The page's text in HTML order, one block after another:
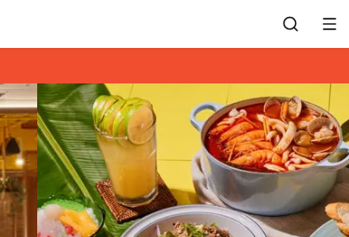
訂位紀錄
餐廳客服
常見問題